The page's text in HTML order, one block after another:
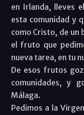
en Irlanda, lleves
esta comunidad y
como Cristo, de un
el fruto que
nueva tarea, en tu
De esos frutos
comunidades, y
Málaga.
Pedimos a la